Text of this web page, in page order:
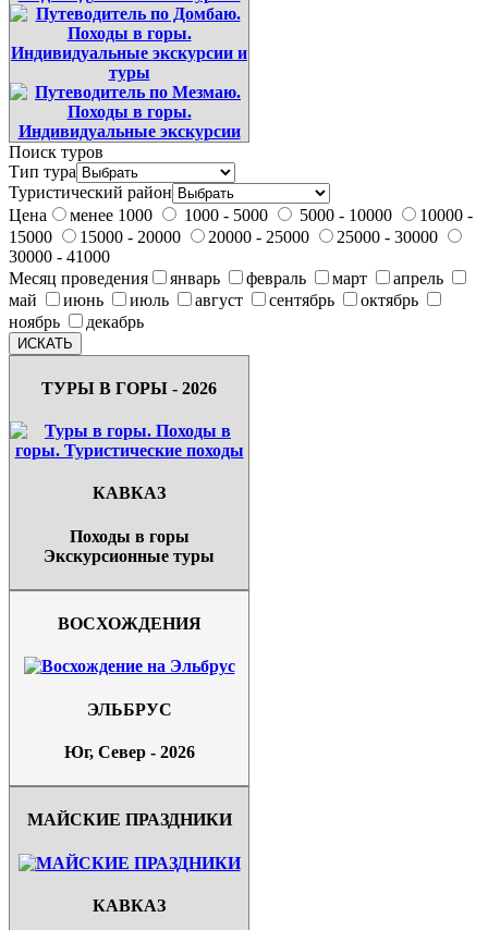
Поиск туров
Тип тура
Туристический район
Цена
менее 1000 1000 - 5000 5000 - 10000
10000 -
15000
15000 - 20000 20000 - 25000
25000 - 30000
30000 - 41000
Месяц проведения
январь февраль март
апрель
май
июнь июль август сентябрь
октябрь
ноябрь
декабрь
ТУРЫ В ГОРЫ - 2026
КАВКАЗ
Походы в горы
Экскурсионные туры
ВОСХОЖДЕНИЯ
ЭЛЬБРУС
Юг, Север - 2026
МАЙСКИЕ ПРАЗДНИКИ
КАВКАЗ